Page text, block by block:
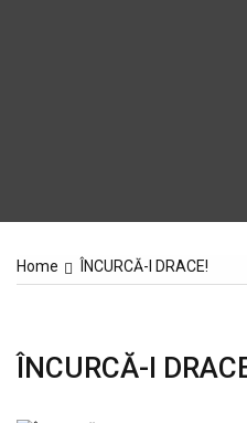
Home ÎNCURCĂ-I DRACE!
ÎNCURCĂ-I